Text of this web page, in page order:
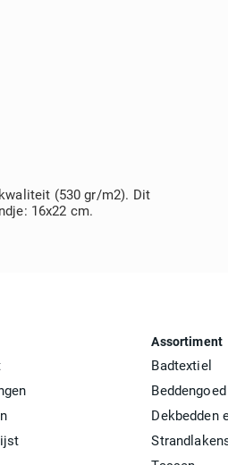
(530 gr/m2). Dit
16x22 cm.
Assortiment
Badtextiel
Beddengoed
Dekbedden